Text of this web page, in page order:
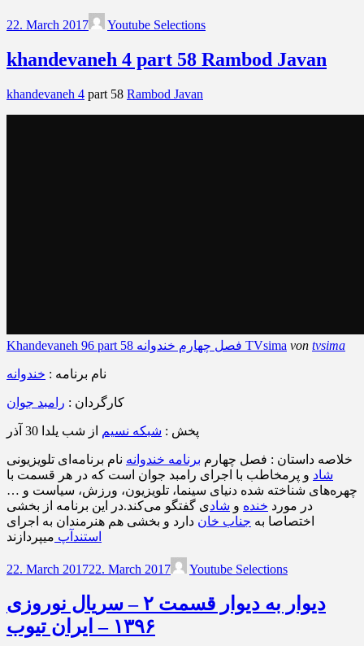
22. March 2017 Youtube Selections
khandevaneh 4 part 58 Rambod Javan
khandevaneh 4 part 58 Rambod Javan
Khandevaneh 96 part 58 فصل چهارم خندوانه TVsima von tvsima
نام برنامه : خندوانه
کارگردان : رامبد جوان
پخش : شبکه نسیم از شب یلدا 30 آذر
خلاصه داستان : فصل چهارم برنامه خندوانه نام برنامه‌ای تلویزیونی
شاد و پرمخاطب با اجرای رامبد جوان است که در هر قسمت با
چهره‌های شناخته شده دنیای سینما، تلویزیون، ورزش، سیاست و …
در مورد خنده و شادی گفتگو می‌کند.در این برنامه از بخشی
اختصاصا به جناب خان دارد و بخشی هم هنرمندان به اجرای
استندآپ میپردازند
22. March 201722. March 2017 Youtube Selections
دیوار به دیوار قسمت ۲ – سریال نوروزی
۱۳۹۶ – ایران تیوب